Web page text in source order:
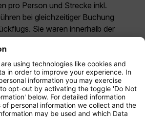
pro Person und Strecke inkl.
bei gleichzeitiger Buchung
Sie waren innerhalb der
mehr aktuell. Bei den für die
angegebenen Tarifen handelt es
Zero, unsere restriktivste
hierfür zusätzliche Gebühren
oder für andere optionale
Es gelten dieAllgemeinen